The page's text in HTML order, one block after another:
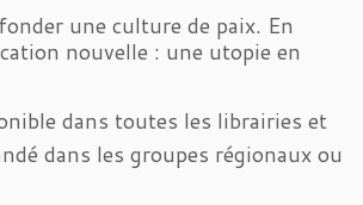
une culture de paix. En
nouvelle : une utopie en
dans toutes les librairies et
dans les groupes régionaux ou